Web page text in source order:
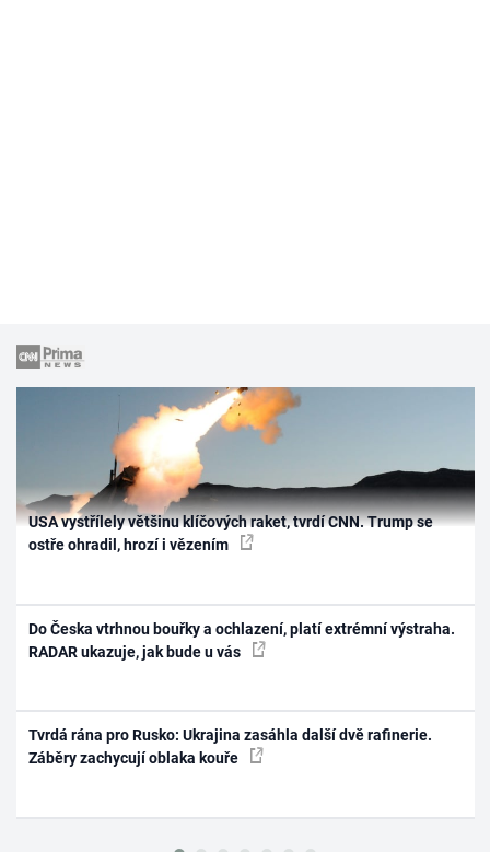
USA vystřílely většinu klíčových raket, tvrdí CNN. Trump se
ostře ohradil, hrozí i vězením
Do Česka vtrhnou bouřky a ochlazení, platí extrémní výstraha.
RADAR ukazuje, jak bude u vás
Tvrdá rána pro Rusko: Ukrajina zasáhla další dvě rafinerie.
Záběry zachycují oblaka kouře